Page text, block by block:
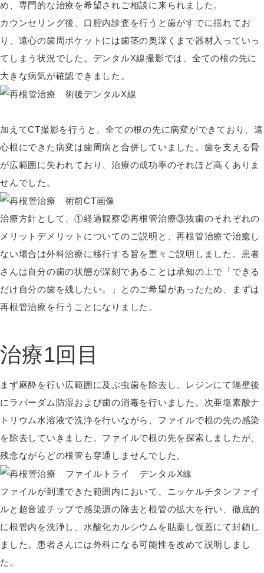
め、専門的な治療を希望されご相談に来られました。
カウンセリング後、口腔内診査を行うと歯がすでに揺れてお
り、遠心の歯周ポケットには歯茎の奥深くまで器材入っていっ
てしまう状況でした。デンタルX線撮影では、全ての根の先に
大きな病気が確認できました。
加えてCT撮影を行うと、全ての根の先に病変ができており、遠
心根にできた病変は歯周病と合併していました。歯を支える骨
が広範囲に失われており、治療の成功率のそれほど高くありま
せんでした。
治療方針として、①経過観察②再根管治療③抜歯のそれぞれの
メリットデメリットについてのご説明と、再根管治療で治癒し
ない場合は外科治療に移行する旨を重々ご説明しました。患者
さんは自分の歯の状態が深刻であることは承知の上で「できる
だけ自分の歯を残したい。」とのご希望があったため、まずは
再根管治療を行うことになりました。
治療1回目
まず麻酔を行い広範囲に及ぶ虫歯を除去し、レジンにて隔壁後
にラバーダム防湿および歯の消毒を行いました。次亜塩素酸ナ
トリウム水溶液で洗浄を行いながら、ファイルで根の先の感染
を除去していきました。ファイルで根の先を探索しましたが、
残念ながらどの根管も穿通しませんでした。
ファイルが到達できた範囲内において、ニッケルチタンファイ
ルと超音波チップで感染源の除去と根管の拡大を行い、徹底的
に根管内を洗浄し、水酸化カルシウムを貼薬し仮蓋にて封鎖し
ました。患者さんには外科になる可能性を改めて説明しまし
た。